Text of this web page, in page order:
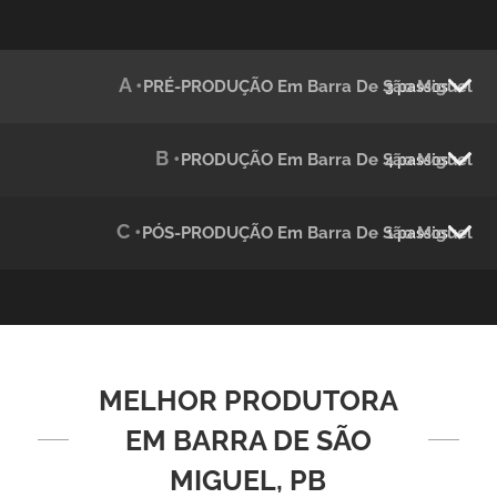
Green Process
A •PRÉ-PRODUÇÃO Em Barra De São Miguel
3 passos
B •PRODUÇÃO Em Barra De São Miguel
4 passos
C •PÓS-PRODUÇÃO Em Barra De São Miguel
1 passos
MELHOR PRODUTORA
EM BARRA DE SÃO
MIGUEL, PB